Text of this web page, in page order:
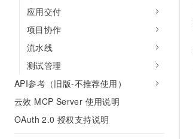
应用交付
项目协作
流水线
测试管理
API参考（旧版-不推荐使用）
云效 MCP Server 使用说明
OAuth 2.0 授权支持说明